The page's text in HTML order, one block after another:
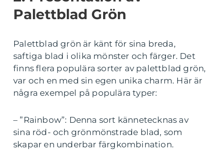
Palettblad Grön
Palettblad grön är känt för sina breda,
saftiga blad i olika mönster och färger. Det
finns flera populära sorter av palettblad grön,
var och en med sin egen unika charm. Här är
några exempel på populära typer:
– ”Rainbow”: Denna sort kännetecknas av
sina röd- och grönmönstrade blad, som
skapar en underbar färgkombination.